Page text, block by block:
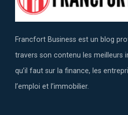
Francfort Business est un blog
travers son contenu les meilleurs
qu’il faut sur la finance, les
l’emploi et l’immobilier.